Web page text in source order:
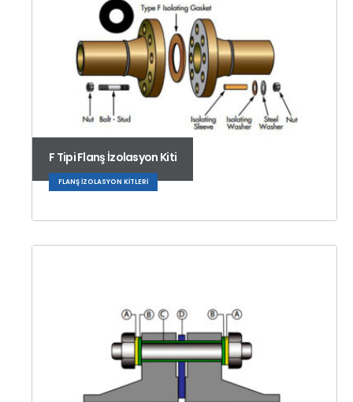
F Tipi Flanş İzolasyon Kiti
FLANŞ İZOLASYON KITLERI